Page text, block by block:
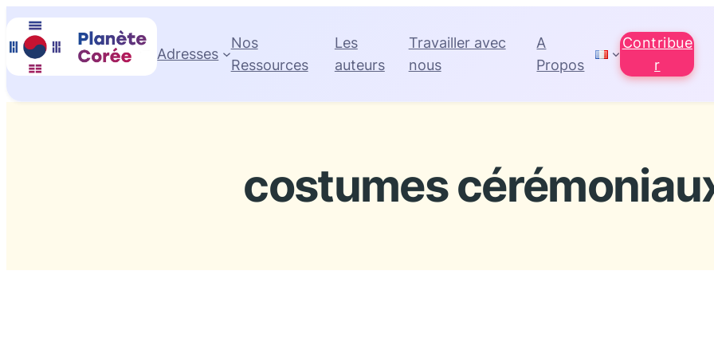
Aller
au
contenu
Adresses
Nos
Ressources
Les
auteurs
Travailler avec
nous
A
Propos
Contribue
r
costumes